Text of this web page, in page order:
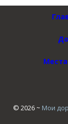
© 2026 ~ Мои